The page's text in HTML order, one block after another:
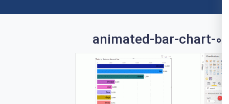
animated-bar-chart-